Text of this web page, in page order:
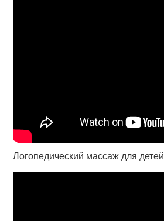
Логопедический массаж для детей